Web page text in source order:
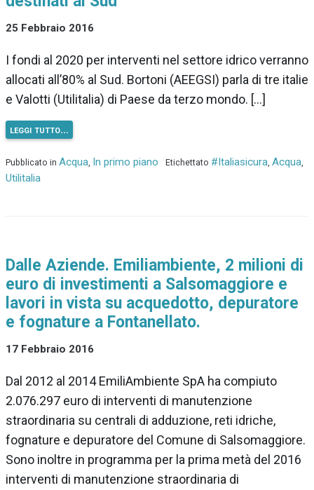
25 Febbraio 2016
I fondi al 2020 per interventi nel settore idrico verranno
allocati all’80% al Sud. Bortoni (AEEGSI) parla di tre italie
e Valotti (Utilitalia) di Paese da terzo mondo. […]
leggi tutto…
Pubblicato in Acqua In primo piano Etichettato #Italiasicura Acqua
Utilitalia
Dalle Aziende. Emiliambiente, 2 milioni di
euro di investimenti a Salsomaggiore e
lavori in vista su acquedotto, depuratore
e fognature a Fontanellato.
17 Febbraio 2016
Dal 2012 al 2014 EmiliAmbiente SpA ha compiuto
2.076.297 euro di interventi di manutenzione
straordinaria su centrali di adduzione, reti idriche,
fognature e depuratore del Comune di Salsomaggiore.
Sono inoltre in programma per la prima metà del 2016
interventi di manutenzione straordinaria di